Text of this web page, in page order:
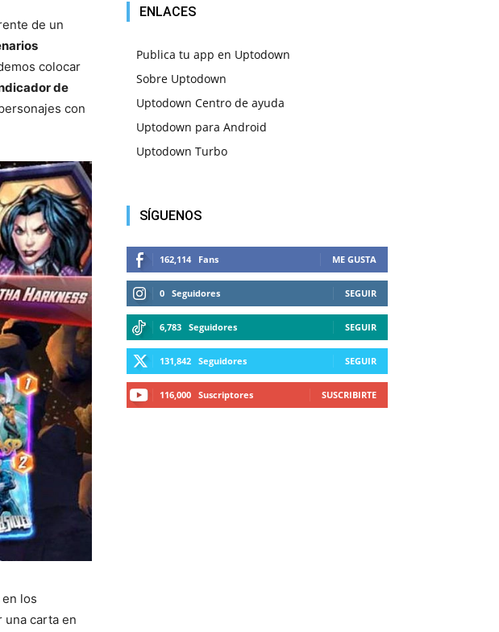
de un
colocar
de
con
los
una carta en
ENLACES
Publica tu app en Uptodown
Sobre Uptodown
Uptodown Centro de ayuda
Uptodown para Android
Uptodown Turbo
SÍGUENOS
162,114 Fans ME GUSTA
0 Seguidores SEGUIR
6,783 Seguidores SEGUIR
131,842 Seguidores SEGUIR
116,000 Suscriptores SUSCRIBIRTE